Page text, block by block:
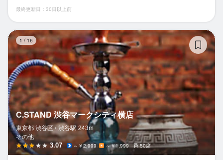
最終更新日：30日以上前
1 / 16
C.STAND 渋谷マークシティ横店
東京都 渋谷区 / 渋谷駅 243m
その他
3.07 ～￥2,999 ～￥1,999 50席